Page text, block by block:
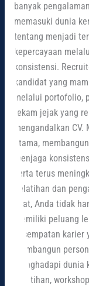
banyak
memasuki dunia
tentang menjadi
kepercayaan
konsistensi.
kandidat yang
melalui portofolio,
rekam jejak yang
mengandalkan
utama,
menjaga
serta terus
pelatihan dan
kuat, Anda tidak
memiliki peluang
kesempatan
membangun
menghadapi
pelatihan,